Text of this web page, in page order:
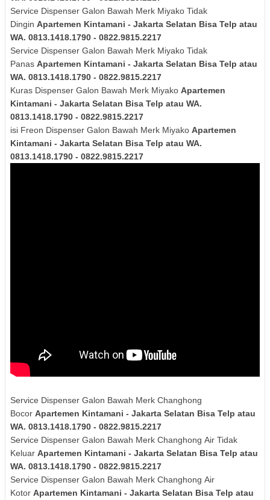
Service Dispenser Galon Bawah Merk Miyako Tidak
Dingin Apartemen Kintamani - Jakarta Selatan Bisa Telp atau
WA. 0813.1418.1790 - 0822.9815.2217
Service Dispenser Galon Bawah Merk Miyako Tidak
Panas Apartemen Kintamani - Jakarta Selatan Bisa Telp atau
WA. 0813.1418.1790 - 0822.9815.2217
Kuras Dispenser Galon Bawah Merk Miyako Apartemen
Kintamani - Jakarta Selatan Bisa Telp atau WA.
0813.1418.1790 - 0822.9815.2217
isi Freon Dispenser Galon Bawah Merk Miyako Apartemen
Kintamani - Jakarta Selatan Bisa Telp atau WA.
0813.1418.1790 - 0822.9815.2217
Service Dispenser Galon Bawah Merk Changhong
Bocor Apartemen Kintamani - Jakarta Selatan Bisa Telp atau
WA. 0813.1418.1790 - 0822.9815.2217
Service Dispenser Galon Bawah Merk Changhong Air Tidak
Keluar Apartemen Kintamani - Jakarta Selatan Bisa Telp atau
WA. 0813.1418.1790 - 0822.9815.2217
Service Dispenser Galon Bawah Merk Changhong Air
Kotor Apartemen Kintamani - Jakarta Selatan Bisa Telp atau